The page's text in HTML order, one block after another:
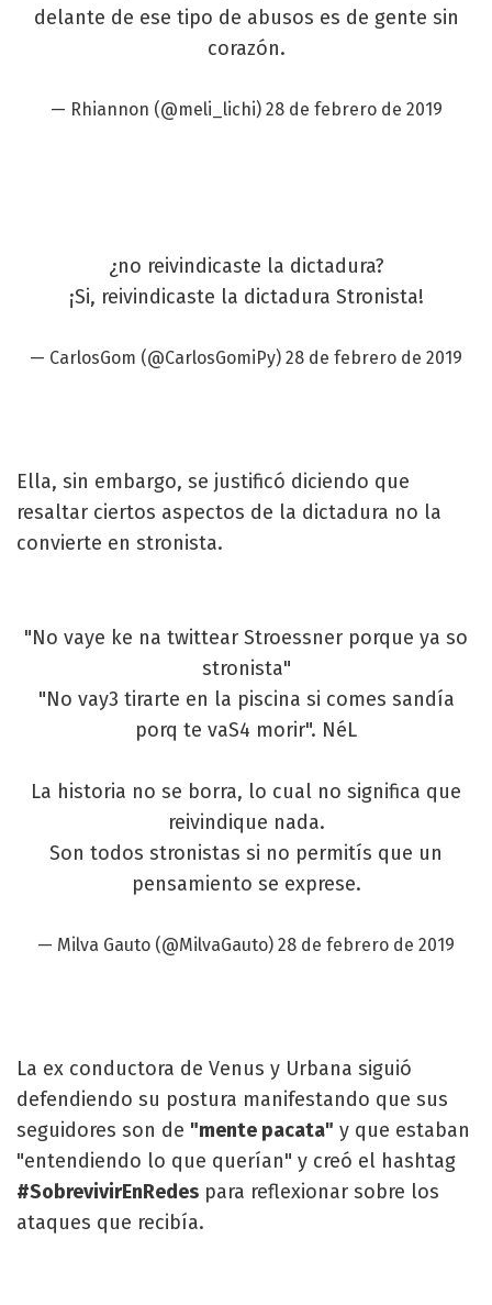
delante de ese tipo de abusos es de gente sin
corazón.
— Rhiannon (@meli_lichi) 28 de febrero de 2019
¿no reivindicaste la dictadura?
¡Si, reivindicaste la dictadura Stronista!
— CarlosGom (@CarlosGomiPy) 28 de febrero de 2019
Ella, sin embargo, se justificó diciendo que
resaltar ciertos aspectos de la dictadura no la
convierte en stronista.
"No vaye ke na twittear Stroessner porque ya so
stronista"
"No vay3 tirarte en la piscina si comes sandía
porq te vaS4 morir". NéL
La historia no se borra, lo cual no significa que
reivindique nada.
Son todos stronistas si no permitís que un
pensamiento se exprese.
— Milva Gauto (@MilvaGauto) 28 de febrero de 2019
La ex conductora de Venus y Urbana siguió
defendiendo su postura manifestando que sus
seguidores son de "mente pacata" y que estaban
"entendiendo lo que querían" y creó el hashtag
#SobrevivirEnRedes para reflexionar sobre los
ataques que recibía.